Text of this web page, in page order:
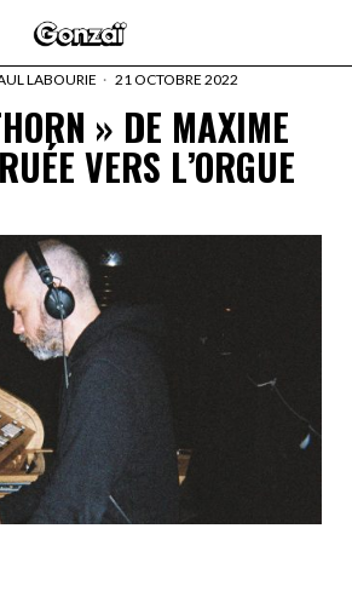
LABOURIE 21 OCTOBRE 2022
» DE MAXIME
VERS L’ORGUE